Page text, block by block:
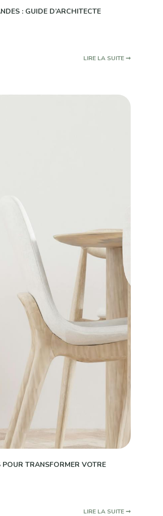
: GUIDE D’ARCHITECTE
POUR TRANSFORMER VOTRE